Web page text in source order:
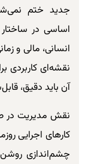
جدید ختم
اساسی در
انسانی، مالی و
نقشه‌ای کاربردی
آن باید دقیق،
نقش مدیریت در
کارهای اجرایی
چشم‌اندازی روشن